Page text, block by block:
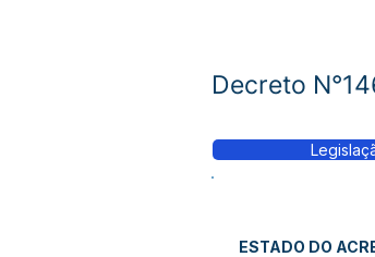
Decreto
ESTADO DO